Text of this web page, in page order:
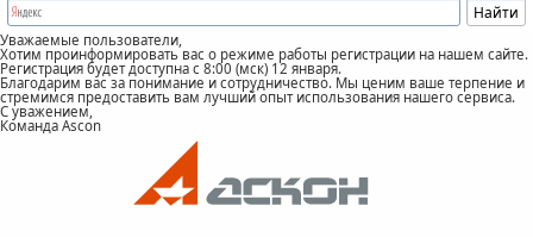
Уважаемые пользователи,
Хотим проинформировать вас о режиме работы регистрации на нашем сайте.
Регистрация будет доступна с 8:00 (мск) 12 января.
Благодарим вас за понимание и сотрудничество. Мы ценим ваше терпение и
стремимся предоставить вам лучший опыт использования нашего сервиса.
С уважением,
Команда Ascon